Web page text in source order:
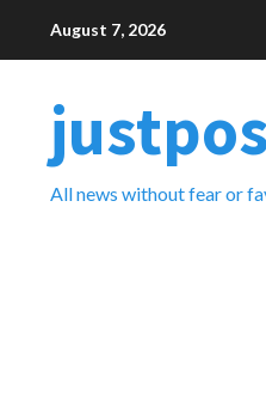
August 7, 2026
All news without fear or